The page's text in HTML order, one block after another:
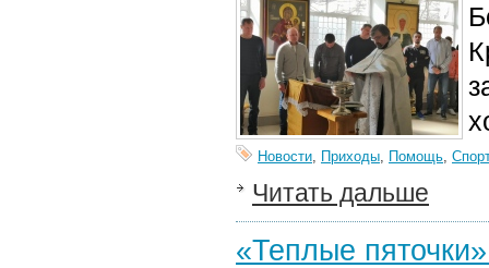
Новости, Приходы, Помощь,
Читать дальше
«Теплые